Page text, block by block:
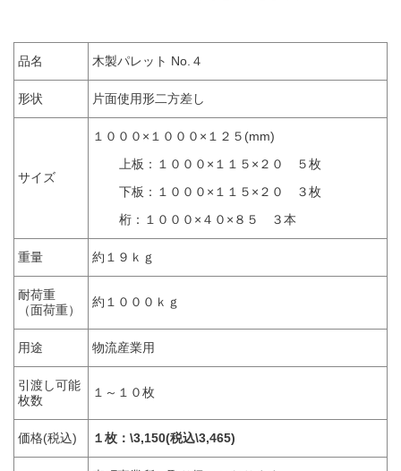
品名 木製パレット No.４
形状 片面使用形二方差し
サイズ
１０００×１０００×１２５(mm)
上板：１０００×１１５×２０ ５枚
下板：１０００×１１５×２０ ３枚
桁：１０００×４０×８５ ３本
重量 約１９ｋｇ
耐荷重
（面荷重）
約１０００ｋｇ
用途 物流産業用
引渡し可能
枚数
１～１０枚
価格(税込) １枚：\3,150(税込\3,465)